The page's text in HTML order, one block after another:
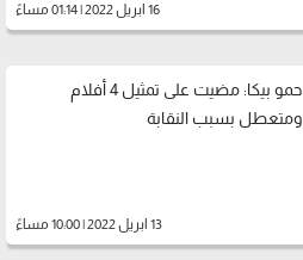
16 ابريل 2022 | 01:14 مساءً
حمو بيكا: مضيت على تمثيل 4 أفلام
ومتعطل بسبب النقابة
13 ابريل 2022 | 10:00 مساءً